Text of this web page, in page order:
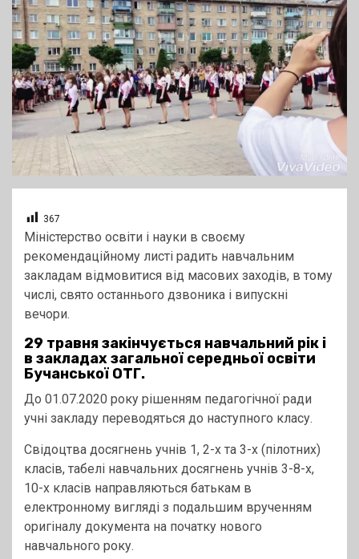
367
Міністерство освіти і науки в своєму
рекомендаційному листі радить навчальним
закладам відмовитися від масових заходів, в тому
числі, свято останнього дзвоника і випускні
вечори.
29 травня закінчується навчальний рік і
в закладах загальної середньої освіти
Бучанської ОТГ.
До 01.07.2020 року рішенням педагогічної ради
учні закладу переводяться до наступного класу.
Свідоцтва досягнень учнів 1, 2-х та 3-х (пілотних)
класів, табелі навчальних досягнень учнів 3-8-х,
10-х класів направляються батькам в
електронному вигляді з подальшим врученням
оригіналу документа на початку нового
навчального року.